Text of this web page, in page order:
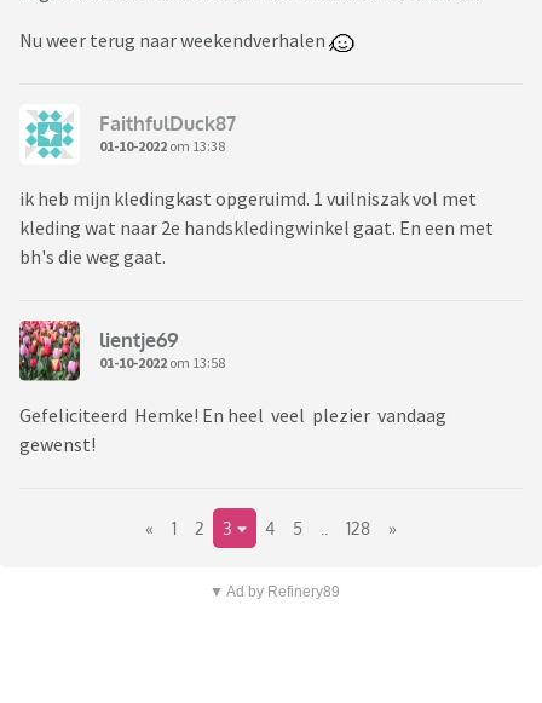
Nu weer terug naar weekendverhalen
FaithfulDuck87
01-10-2022 om 13:38
ik heb mijn kledingkast opgeruimd. 1 vuilniszak vol met
kleding wat naar 2e handskledingwinkel gaat. En een met
bh's die weg gaat.
lientje69
01-10-2022 om 13:58
Gefeliciteerd Hemke! En heel veel plezier vandaag
gewenst!
« 1 2 3 4 5 128 »
▼ Ad by Refinery89